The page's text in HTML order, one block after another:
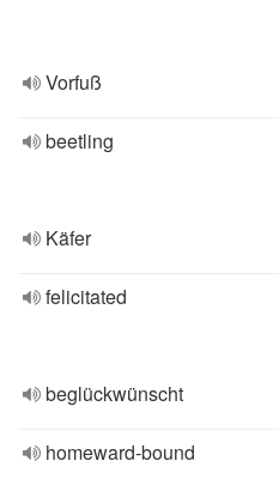
Vorfuß
beetling
Käfer
felicitated
beglückwünscht
homeward-bound